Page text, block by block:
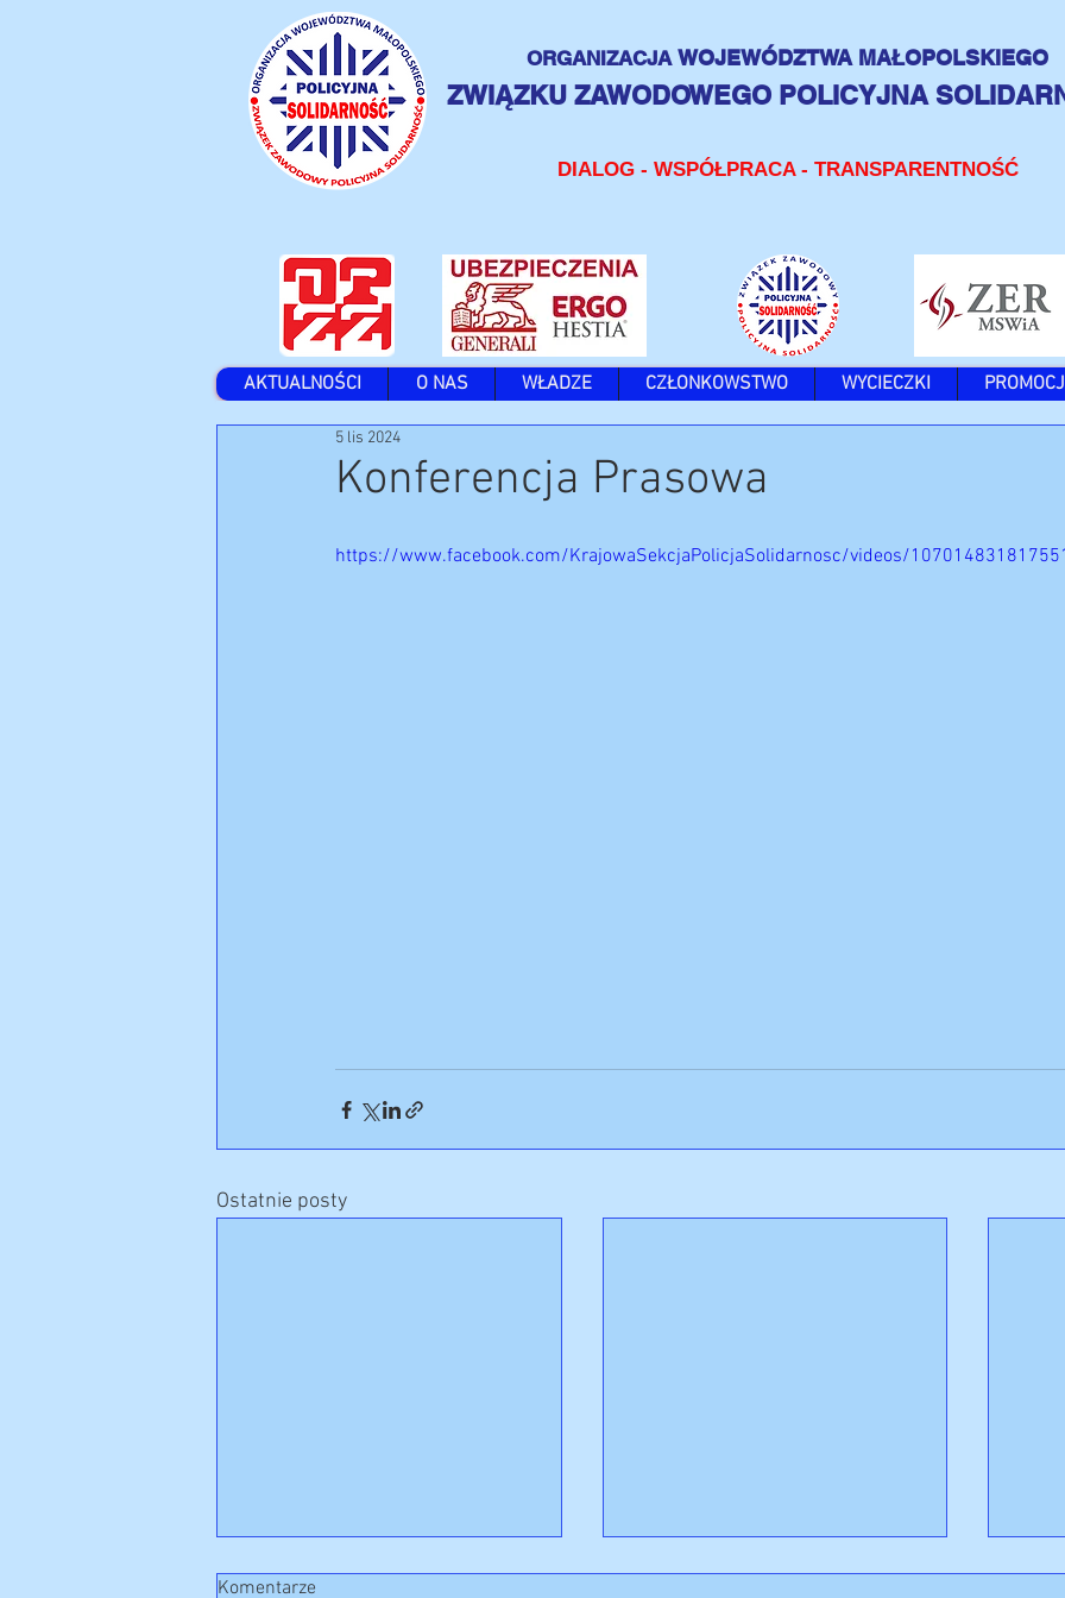
ORGANIZACJA WOJEWÓDZTWA MAŁOPOLSKIEGO
ZWIĄZKU ZAWODOWEGO POLICYJNA
DIALOG - WSPÓŁPRACA - TRANSPARENTNOŚĆ
AKTUALNOŚCI O NAS WŁADZE CZŁONKOWSTWO WYCIECZKI
Konferencja Prasowa
5 lis 2024
https://www.facebook.com/KrajowaSekcjaPolicjaSolidarnosc/videos/
Ostatnie posty
Komentarze